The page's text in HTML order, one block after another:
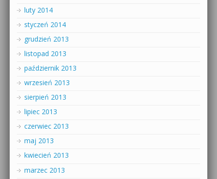
luty 2014
styczeń 2014
grudzień 2013
listopad 2013
październik 2013
wrzesień 2013
sierpień 2013
lipiec 2013
czerwiec 2013
maj 2013
kwiecień 2013
marzec 2013